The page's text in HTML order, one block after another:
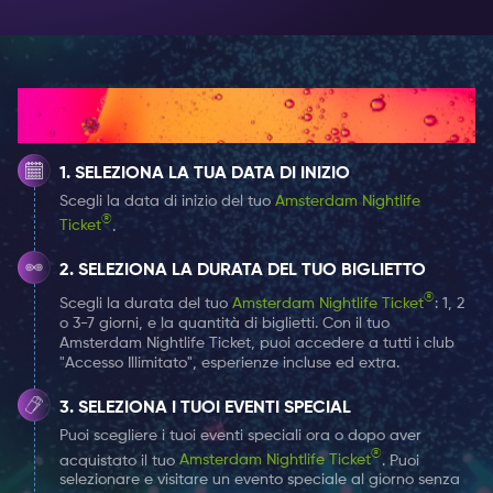
notturna indimenticabile. Con il suo impegno nella
creatività, diversità e innovazione, sicuramente
scoprirai qualcosa di nuovo ed emozionante ogni
volta che parteciperai a un evento a Oerknal. Inoltre,
approfitta del vantaggio aggiuntivo di selezionare gli
Eventi Speciali disponibili in questa location senza costi
aggiuntivi, esclusivamente con il tuo Amsterdam
Nightlife Ticket! 🎉
Non dimenticare di arrivare presto e di dividerti se sei
con un gruppo numeroso.
Scegli qui il tuo biglietto Nightlife da 1, 2 o 7 giorni e
aggiungi gli eventi speciali al Oerknal Amsterdam a cui
vorresti partecipare, senza costi aggiuntivi.
Come funziona
SELEZIONA LA TUA DATA DI INIZIO
Scegli la data di inizio del tuoAmsterdam Nightlife
Ticket®.
SELEZIONA LA DURATA DEL TUO BIGLIETTO
Scegli la durata del tuo Amsterdam Nightlife Ticket®: 1, 2
o 3-7 giorni, e la quantità di biglietti. Con il tuo
Amsterdam Nightlife Ticket, puoi accedere a tutti i club
"Accesso Illimitato", esperienze incluse ed extra.
SELEZIONA I TUOI EVENTI SPECIAL
Puoi scegliere i tuoi eventi speciali ora o dopo aver
acquistato il tuo Amsterdam Nightlife Ticket®. Puoi
selezionare e visitare un evento speciale al giorno senza